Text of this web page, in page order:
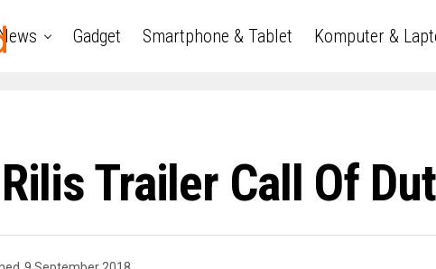
Gadget Smartphone & Tablet Komputer &
Trailer Call Of